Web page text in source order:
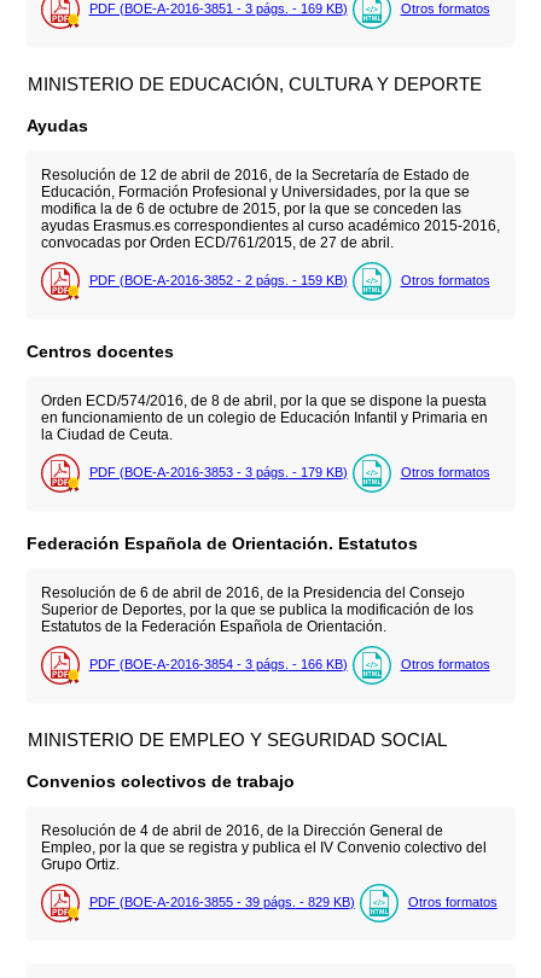
PDF (BOE-A-2016-3851 - 3 págs. - 169 KB) Otros formatos
MINISTERIO DE EDUCACIÓN, CULTURA Y DEPORTE
Ayudas
Resolución de 12 de abril de 2016, de la Secretaría de Estado de
Educación, Formación Profesional y Universidades, por la que se
modifica la de 6 de octubre de 2015, por la que se conceden las
ayudas Erasmus.es correspondientes al curso académico 2015-2016,
convocadas por Orden ECD/761/2015, de 27 de abril.
PDF (BOE-A-2016-3852 - 2 págs. - 159 KB) Otros formatos
Centros docentes
Orden ECD/574/2016, de 8 de abril, por la que se dispone la puesta
en funcionamiento de un colegio de Educación Infantil y Primaria en
la Ciudad de Ceuta.
PDF (BOE-A-2016-3853 - 3 págs. - 179 KB) Otros formatos
Federación Española de Orientación. Estatutos
Resolución de 6 de abril de 2016, de la Presidencia del Consejo
Superior de Deportes, por la que se publica la modificación de los
Estatutos de la Federación Española de Orientación.
PDF (BOE-A-2016-3854 - 3 págs. - 166 KB) Otros formatos
MINISTERIO DE EMPLEO Y SEGURIDAD SOCIAL
Convenios colectivos de trabajo
Resolución de 4 de abril de 2016, de la Dirección General de
Empleo, por la que se registra y publica el IV Convenio colectivo del
Grupo Ortiz.
PDF (BOE-A-2016-3855 - 39 págs. - 829 KB) Otros formatos